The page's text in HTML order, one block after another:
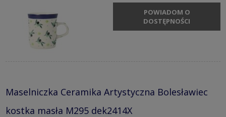
POWIADOM O
DOSTĘPNOŚCI
Maselniczka Ceramika Artystyczna Bolesławiec
kostka masła M295 dek2414X